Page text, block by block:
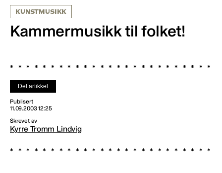
KUNSTMUSIKK
Kammermusikk til folket!
Del artikkel
Publisert
11.09.2003 12:25
Skrevet av
Kyrre Tromm Lindvig